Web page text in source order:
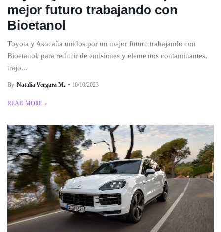
mejor futuro trabajando con
Bioetanol
Toyota y Asocaña unidos por un mejor futuro trabajando con
Bioetanol, para reducir de emisiones y elementos contaminantes,
trajo...
By Natalia Vergara M. 10/10/2023
READ MORE